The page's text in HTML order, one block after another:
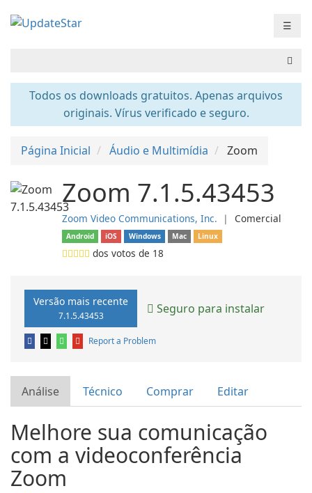
☰
Todos os downloads gratuitos. Apenas arquivos
originais. Vírus verificado e seguro.
Página Inicial Áudio e Multimídia Zoom
Zoom 7.1.5.43453
Zoom Video Communications, Inc. ❘ Comercial
Android iOS Windows Mac Linux
dos votos de 18
Versão mais recente
7.1.5.43453 Seguro para instalar
Report a Problem
Análise Técnico Comprar Editar
Melhore sua comunicação
com a videoconferência
Zoom